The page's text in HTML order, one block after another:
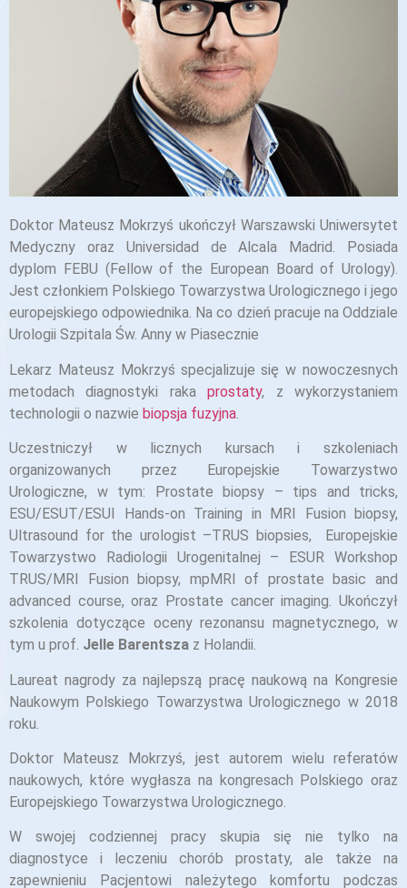
Doktor Mateusz Mokrzyś ukończył Warszawski Uniwersytet
Medyczny oraz Universidad de Alcala Madrid. Posiada
dyplom FEBU (Fellow of the European Board of Urology).
Jest członkiem Polskiego Towarzystwa Urologicznego i jego
europejskiego odpowiednika. Na co dzień pracuje na Oddziale
Urologii Szpitala Św. Anny w Piasecznie
Lekarz Mateusz Mokrzyś specjalizuje się w nowoczesnych
metodach diagnostyki rakaprostaty, z wykorzystaniem
technologii o nazwie biopsja fuzyjna
Uczestniczył w licznych kursach i szkoleniach
organizowanych przez Europejskie Towarzystwo
Urologiczne, w tym: Prostate biopsy – tips and tricks,
ESU/ESUT/ESUI Hands-on Training in MRI Fusion biopsy,
Ultrasound for the urologist –TRUS biopsies, Europejskie
Towarzystwo Radiologii Urogenitalnej – ESUR Workshop
TRUS/MRI Fusion biopsy, mpMRI of prostate basic and
advanced course, oraz Prostate cancer imaging. Ukończył
szkolenia dotyczące oceny rezonansu magnetycznego, w
tym u prof. Jelle Barentsza z Holandii.
Laureat nagrody za najlepszą pracę naukową na Kongresie
Naukowym Polskiego Towarzystwa Urologicznego w 2018
roku.
Doktor Mateusz Mokrzyś, jest autorem wielu referatów
naukowych, które wygłasza na kongresach Polskiego oraz
Europejskiego Towarzystwa Urologicznego.
W swojej codziennej pracy skupia się nie tylko na
diagnostyce i leczeniu chorób prostaty, ale także na
zapewnieniu Pacjentowi należytego komfortu podczas